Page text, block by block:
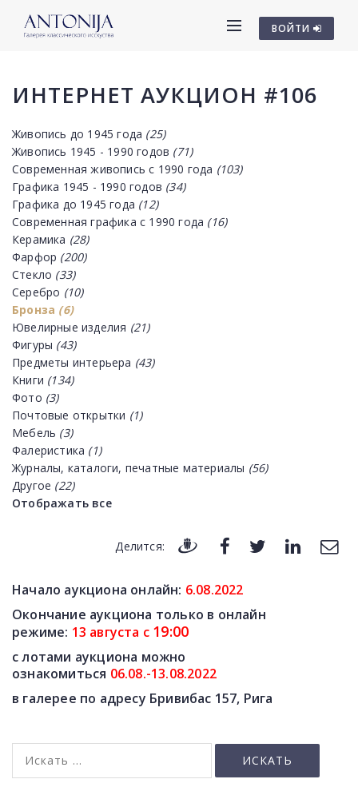
ВОЙТИ
ИНТЕРНЕТ АУКЦИОН #106
Живопись до 1945 года (25)
Живопись 1945 - 1990 годов (71)
Современная живопись с 1990 года (103)
Графика 1945 - 1990 годов (34)
Графика до 1945 года (12)
Современная графика с 1990 года (16)
Керамика (28)
Фарфор (200)
Стекло (33)
Серебро (10)
Бронза (6)
Ювелирные изделия (21)
Фигуры (43)
Предметы интерьера (43)
Книги (134)
Фото (3)
Почтовые открытки (1)
Мебель (3)
Фалеристика (1)
Журналы, каталоги, печатные материалы (56)
Другое (22)
Отображать все
Делится:
Начало аукциона онлайн: 6.08.2022
Окончание аукциона только в онлайн
режиме: 13 августа с 19:00
с лотами аукциона можно
ознакомиться 06.08.-13.08.2022
в галерее по адресу Бривибас 157, Рига